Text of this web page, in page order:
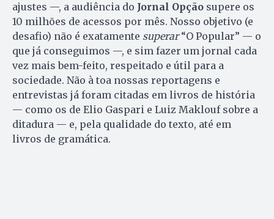
ajustes —, a audiência do Jornal Opção supere os
10 milhões de acessos por mês. Nosso objetivo (e
desafio) não é exatamente superar“O Popular” — o
que já conseguimos —, e sim fazer um jornal cada
vez mais bem-feito, respeitado e útil para a
sociedade. Não à toa nossas reportagens e
entrevistas já foram citadas em livros de história
— como os de Elio Gaspari e Luiz Maklouf sobre a
ditadura — e, pela qualidade do texto, até em
livros de gramática.